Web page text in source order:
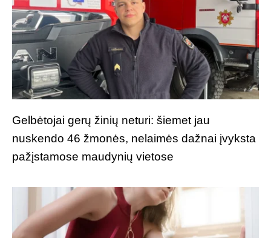
Gelbėtojai gerų žinių neturi: šiemet jau
nuskendo 46 žmonės, nelaimės dažnai įvyksta
pažįstamose maudynių vietose